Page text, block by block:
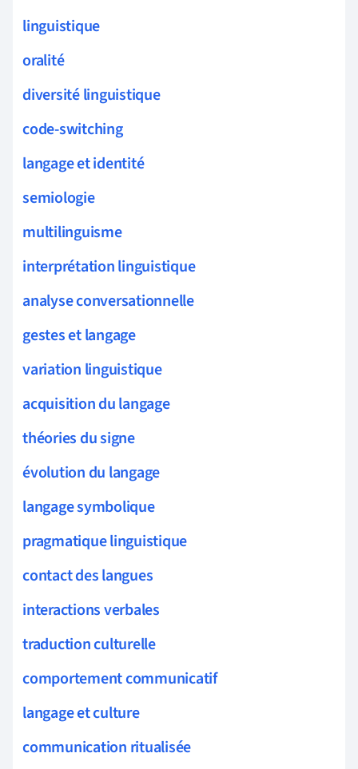
linguistique
oralité
diversité linguistique
code-switching
langage et identité
semiologie
multilinguisme
interprétation linguistique
analyse conversationnelle
gestes et langage
variation linguistique
acquisition du langage
théories du signe
évolution du langage
langage symbolique
pragmatique linguistique
contact des langues
interactions verbales
traduction culturelle
comportement communicatif
langage et culture
communication ritualisée